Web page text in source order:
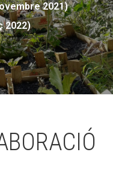
2021)
2022)